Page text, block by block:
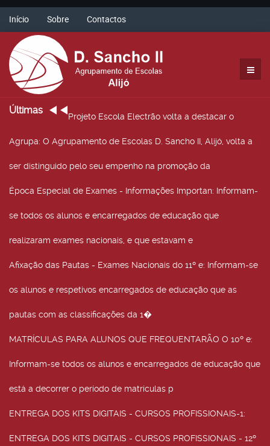
Início Sobre Contactos
Últimas
Projeto Escola Electrão volta a destacar o
Agrupa: O Agrupamento de Escolas D. Sancho II, Alijó, volta a
ser distinguido pelo seu empenho na promoção da
Época Especial de Exames - Informações Importan: Informam-
se todos os alunos e encarregados de educação que
realizaram exames nacionais, e que estavam e
Afixação das Pautas - Exames Nacionais do 11º e: Informam-se
os alunos e respetivos encarregados de educação que as
pautas com as classificações da 1�
MATRÍCULAS PARA ALUNOS QUE FREQUENTARÃO O 10º e:
Informam-se todos os alunos e encarregados de educação que
está a decorrer o período de matrículas p
ENTREGA DOS KITS DIGITAIS - CURSOS PROFISSIONAIS-1:
ENTREGA DOS KITS DIGITAIS - CURSOS PROFISSIONAIS - 12º